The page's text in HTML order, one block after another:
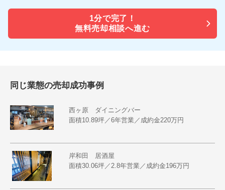
1分で完了！
無料売却相談へ進む
同じ業態の売却成功事例
西ヶ原 ダイニングバー
面積10.89坪／6年営業／成約金220万円
岸和田 居酒屋
面積30.06坪／2.8年営業／成約金196万円